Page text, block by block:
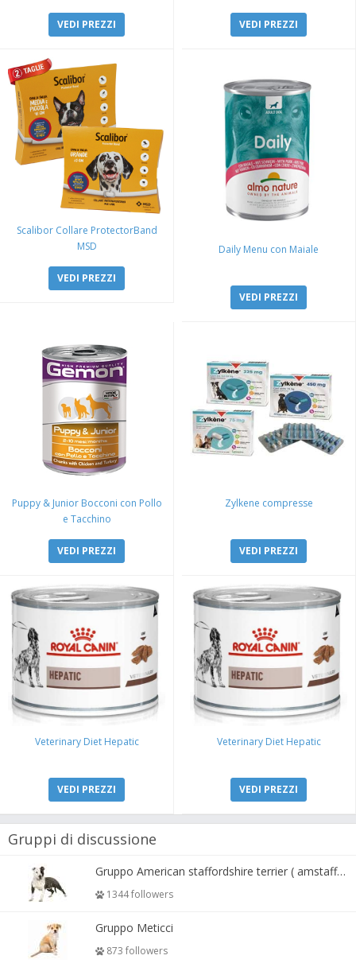
VEDI PREZZI VEDI PREZZI
Scalibor Collare ProtectorBand
MSD
VEDI PREZZI
Daily Menu con Maiale
VEDI PREZZI
Puppy & Junior Bocconi con Pollo
e Tacchino
VEDI PREZZI
Zylkene compresse
VEDI PREZZI
Veterinary Diet Hepatic
VEDI PREZZI
Veterinary Diet Hepatic
VEDI PREZZI
Gruppi di discussione
Gruppo American staffordshire terrier ( amstaff, amastaff )
1344 followers
Gruppo Meticci
873 followers